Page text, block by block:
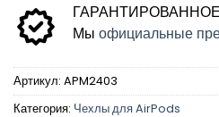
ГАРАНТИРОВАННОЕ
Мы официальные
Артикул: APM2403
Категория: Чехлы для AirPods